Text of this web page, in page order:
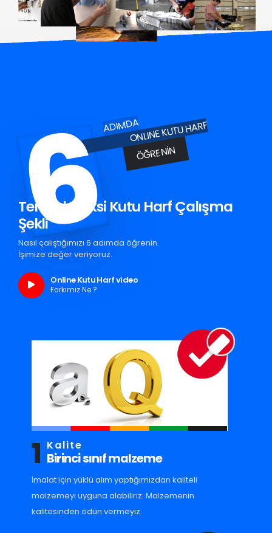
6ADIMDAONLINE KUTU HARF
ÖĞRENIN
Termal Pleksi Kutu Harf Çalışma
Şekli
Nasıl çalıştığımızı 6 adımda öğrenin.
İşimize değer veriyoruz.
Online Kutu Harf video
Farkımız Ne ?
1 Kalite
Birinci sınıf malzeme
İmalat için yüklü alım yaptığımızdan kaliteli
malzemeyi uyguna alabiliriz. Malzemenin
kalitesinden ödün vermeyiz.